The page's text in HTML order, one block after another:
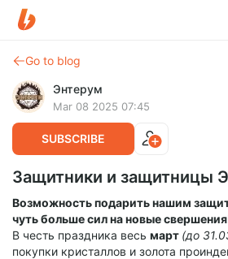
Go to blog
Энтерум
Mar 08 2025 07:45
SUBSCRIBE
Защитники и защитницы
Возможность подарить нашим
чуть больше сил на новые
В честь праздника весь март (до
покупки кристаллов и золота